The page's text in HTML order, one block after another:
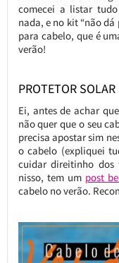
comecei a listar
nada, e no kit “não
para cabelo, que é
verão!
PROTETOR
Ei, antes de achar
não quer que o seu
precisa apostar sim
o cabelo (expliquei
cuidar direitinho dos
nisso, tem um post
cabelo no verão.